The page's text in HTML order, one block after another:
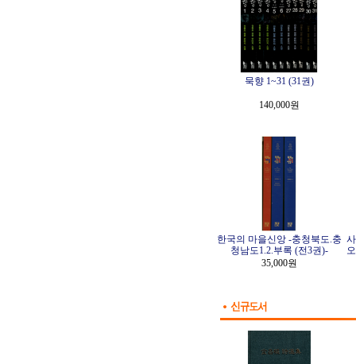
묵향 1~31 (31권)
140,000원
한국의 마을신앙 -충청북도.충
청남도1.2.부록 (전3권)-
35,000원